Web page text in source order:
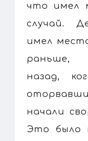
что имел
случай.
имел
раньше,
назад,
начали
Это было